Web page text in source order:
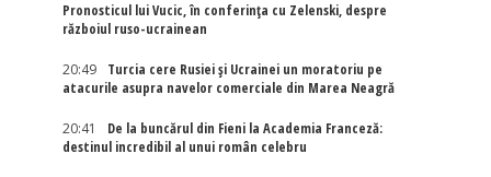
Pronosticul lui Vucic, în conferința cu Zelenski, despre
războiul ruso-ucrainean
20:49
Turcia cere Rusiei și Ucrainei un moratoriu pe
atacurile asupra navelor comerciale din Marea Neagră
20:41
De la buncărul din Fieni la Academia Franceză:
destinul incredibil al unui român celebru